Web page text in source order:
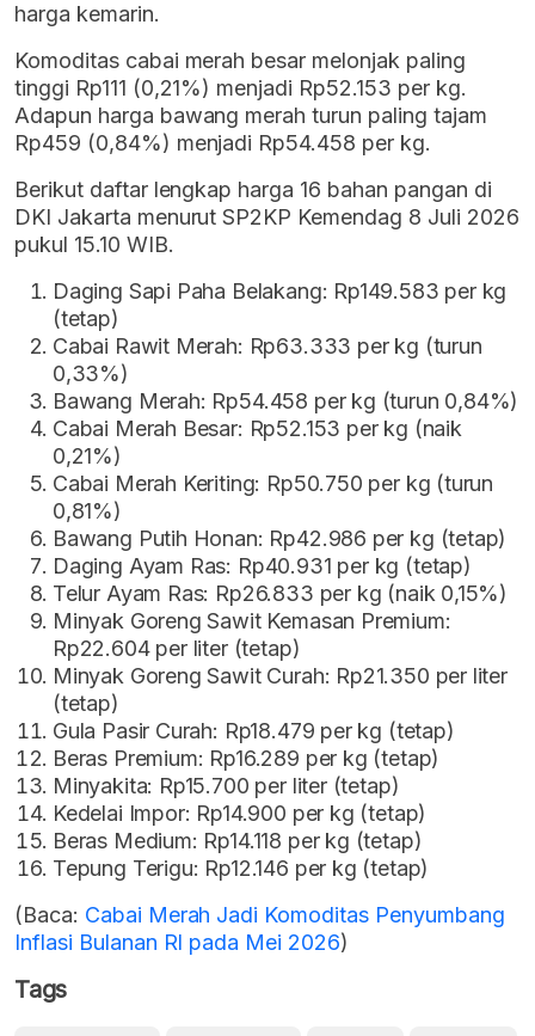
harga kemarin.
Komoditas cabai merah besar melonjak paling
tinggi Rp111 (0,21%) menjadi Rp52.153 per kg.
Adapun harga bawang merah turun paling tajam
Rp459 (0,84%) menjadi Rp54.458 per kg.
Berikut daftar lengkap harga 16 bahan pangan di
DKI Jakarta menurut SP2KP Kemendag 8 Juli 2026
pukul 15.10 WIB.
Daging Sapi Paha Belakang: Rp149.583 per kg
(tetap)
Cabai Rawit Merah: Rp63.333 per kg (turun
0,33%)
Bawang Merah: Rp54.458 per kg (turun 0,84%)
Cabai Merah Besar: Rp52.153 per kg (naik
0,21%)
Cabai Merah Keriting: Rp50.750 per kg (turun
0,81%)
Bawang Putih Honan: Rp42.986 per kg (tetap)
Daging Ayam Ras: Rp40.931 per kg (tetap)
Telur Ayam Ras: Rp26.833 per kg (naik 0,15%)
Minyak Goreng Sawit Kemasan Premium:
Rp22.604 per liter (tetap)
Minyak Goreng Sawit Curah: Rp21.350 per liter
(tetap)
Gula Pasir Curah: Rp18.479 per kg (tetap)
Beras Premium: Rp16.289 per kg (tetap)
Minyakita: Rp15.700 per liter (tetap)
Kedelai Impor: Rp14.900 per kg (tetap)
Beras Medium: Rp14.118 per kg (tetap)
Tepung Terigu: Rp12.146 per kg (tetap)
(Baca: Cabai Merah Jadi Komoditas Penyumbang
Inflasi Bulanan RI pada Mei 2026)
Tags